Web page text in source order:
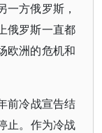
方俄罗斯，
俄罗斯一直都
欧洲的危机和
前冷战宣告结
止。作为冷战